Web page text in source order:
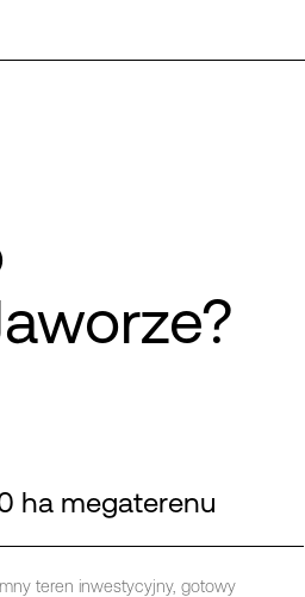
ha megaterenu
teren inwestycyjny, gotowy